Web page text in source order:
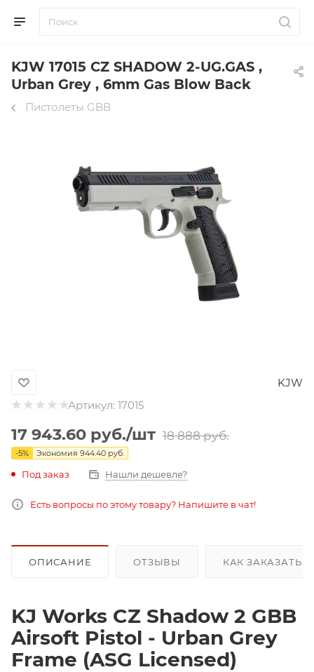
KJW 17015 CZ SHADOW 2-UG.GAS ,
Urban Grey , 6mm Gas Blow Back
Пистолеты GBB
KJW
Артикул: 17015
17 943.60 руб./шт 18 888руб.
-5% Экономия 944.40 руб.
Под заказ Нашли дешевле?
Есть вопросы по этому товару? Напишите в чат!
ОПИСАНИЕ ОТЗЫВЫ КАК ЗАКАЗАТЬ
KJ Works CZ Shadow 2 GBB
Airsoft Pistol - Urban Grey
Frame (ASG Licensed)